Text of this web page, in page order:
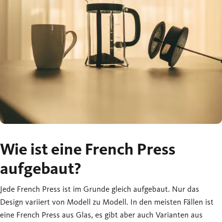
Wie ist eine French Press
aufgebaut?
Jede French Press ist im Grunde gleich aufgebaut. Nur das
Design variiert von Modell zu Modell. In den meisten Fällen ist
eine French Press aus Glas, es gibt aber auch Varianten aus